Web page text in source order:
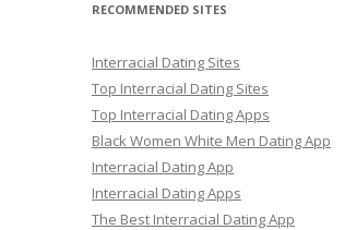
RECOMMENDED SITES
Interracial Dating Sites
Top Interracial Dating Sites
Top Interracial Dating Apps
Black Women White Men Dating App
Interracial Dating App
Interracial Dating Apps
The Best Interracial Dating App